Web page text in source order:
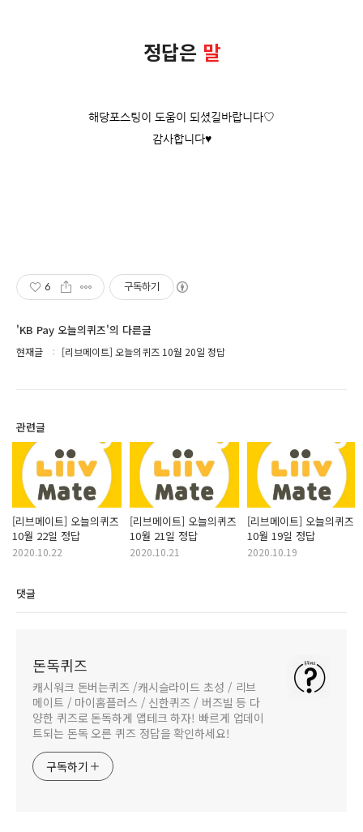
정답은 말
해당포스팅이 도움이 되셨길바랍니다♡
감사합니다♥
6 구독하기
'KB Pay 오늘의퀴즈'의 다른글
현재글 [리브메이트] 오늘의퀴즈 10월 20일 정답
관련글
[리브메이트] 오늘의퀴즈
10월 22일 정답
2020.10.22
[리브메이트] 오늘의퀴즈
10월 21일 정답
2020.10.21
[리브메이트] 오늘의퀴즈
10월 19일 정답
2020.10.19
댓글
돈독퀴즈
캐시워크 돈버는퀴즈 /캐시슬라이드 초성 / 리브
메이트 / 마이홈플러스 / 신한퀴즈 / 버즈빌 등 다
양한 퀴즈로 돈독하게 앱테크 하자! 빠르게 업데이
트되는 돈독 오른 퀴즈 정답을 확인하세요!
구독하기